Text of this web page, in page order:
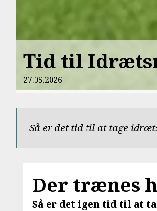
Tid til
27.05.2026
Så er det tid til at tage
Der trænes
Så er det igen tid til at